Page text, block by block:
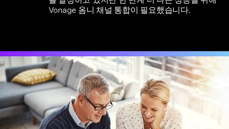
Vonage 옴니 채널 통합이 필요했습니다.